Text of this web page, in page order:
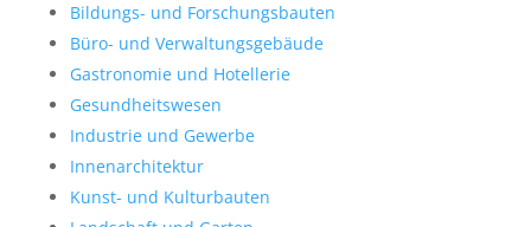
Bildungs- und Forschungsbauten
Büro- und Verwaltungsgebäude
Gastronomie und Hotellerie
Gesundheitswesen
Industrie und Gewerbe
Innenarchitektur
Kunst- und Kulturbauten